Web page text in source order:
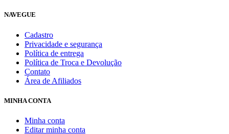
NAVEGUE
Cadastro
Privacidade e segurança
Política de entrega
Política de Troca e Devolução
Contato
Área de Afiliados
MINHA CONTA
Minha conta
Editar minha conta